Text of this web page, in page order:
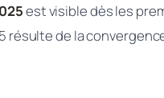
est visible dès les
résulte de la